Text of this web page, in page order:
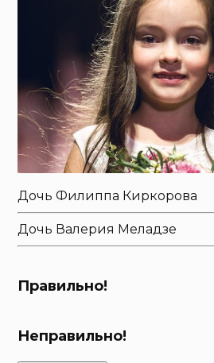
Дочь Филиппа Киркорова
Дочь Валерия Меладзе
Правильно!
Неправильно!